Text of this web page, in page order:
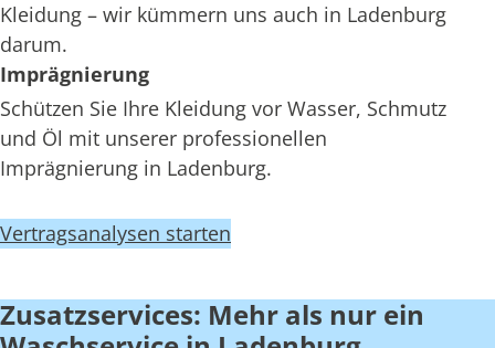
Kleidung – wir kümmern uns auch in Ladenburg
darum.
Imprägnierung
Schützen Sie Ihre Kleidung vor Wasser, Schmutz
und Öl mit unserer professionellen
Imprägnierung in Ladenburg.
Vertragsanalysen starten
Zusatzservices: Mehr als nur ein